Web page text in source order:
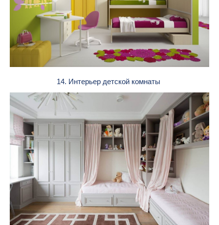
14. Интерьер детской комнаты